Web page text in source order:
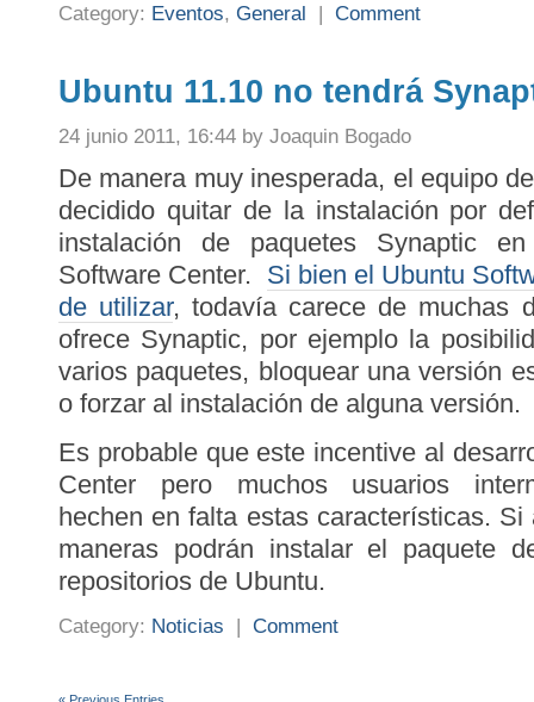
Category: Eventos, General | Comment
Ubuntu 11.10 no tendrá
24 junio 2011, 16:44 by Joaquin Bogado
De manera muy inesperada, el equipo
decidido quitar de la instalación por
instalación de paquetes Synaptic
Software Center. Si bien el Ubuntu
de utilizar, todavía carece de muchas
ofrece Synaptic, por ejemplo la
varios paquetes, bloquear una versión
o forzar al instalación de alguna versión.
Es probable que este incentive al
Center pero muchos usuarios
hechen en falta estas características.
maneras podrán instalar el paquete
repositorios de Ubuntu.
Category: Noticias | Comment